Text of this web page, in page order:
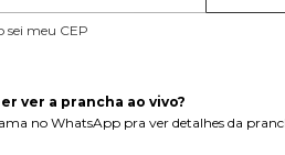
sei meu CEP
ver a prancha ao vivo?
no WhatsApp pra ver detalhes da